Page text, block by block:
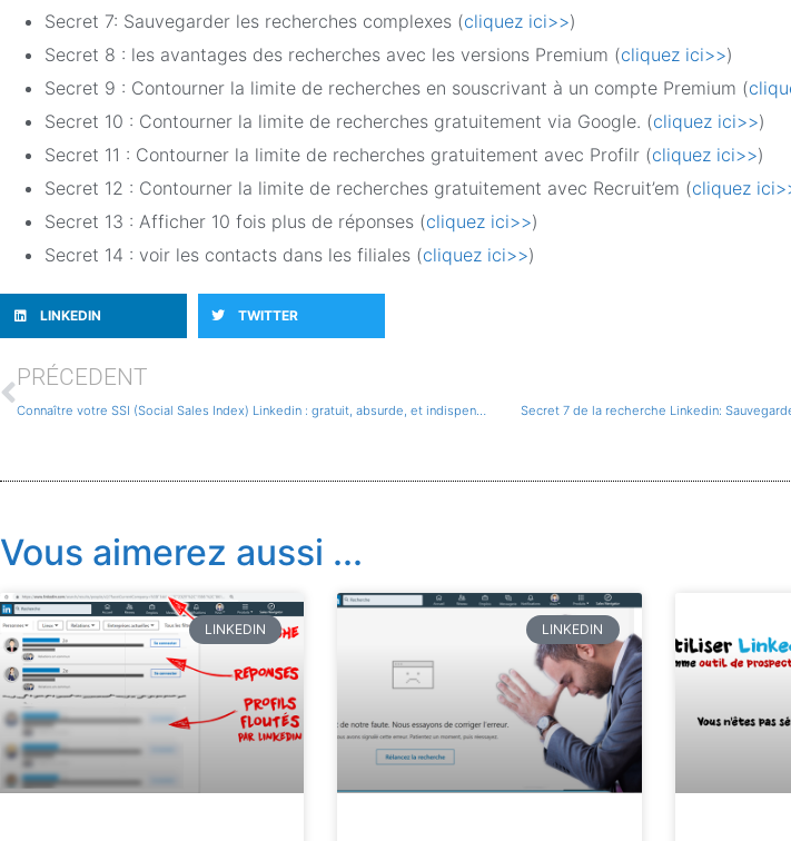
Secret 7: Sauvegarder les recherches complexes (cliquez ici>>)
Secret 8 : les avantages des recherches avec les versions Premium (cliquez ici>>)
Secret 9 : Contourner la limite de recherches en souscrivant à un compte Premium (
Secret 10 : Contourner la limite de recherches gratuitement via Google. (cliquez ici>>)
Secret 11 : Contourner la limite de recherches gratuitement avec Profilr (cliquez ici>>)
Secret 12 : Contourner la limite de recherches gratuitement avec Recruit’em (cliquez
Secret 13 : Afficher 10 fois plus de réponses (cliquez ici>>)
Secret 14 : voir les contacts dans les filiales (cliquez ici>>)
LINKEDIN TWITTER
PRÉCEDENT
Secret 7 de la recherche Linkedin:
Vous aimerez aussi ...
LINKEDIN LINKEDIN